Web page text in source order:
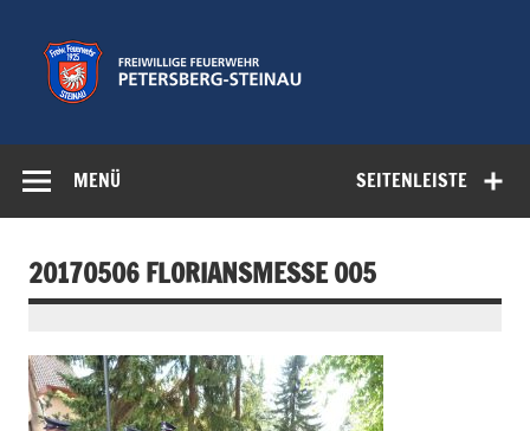
springen
Feuerwehr
Petersberg-
SEITENLEISTE
MENÜ
20170506 FLORIANSMESSE 005